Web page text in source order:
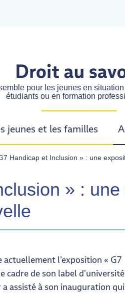
AU SAVOIR
pour les jeunes en
étudiants ou en formation
jeunes et les familles
-
Handicap et Inclusion » : une
» :
actuellement l’exposition « G7
cadre de son label d’université
assisté à son inauguration qui